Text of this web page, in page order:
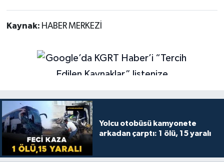
Kaynak: HABER MERKEZİ
Yolcu otobüsü kamyonete
arkadan çarptı: 1 ölü, 15 yaralı